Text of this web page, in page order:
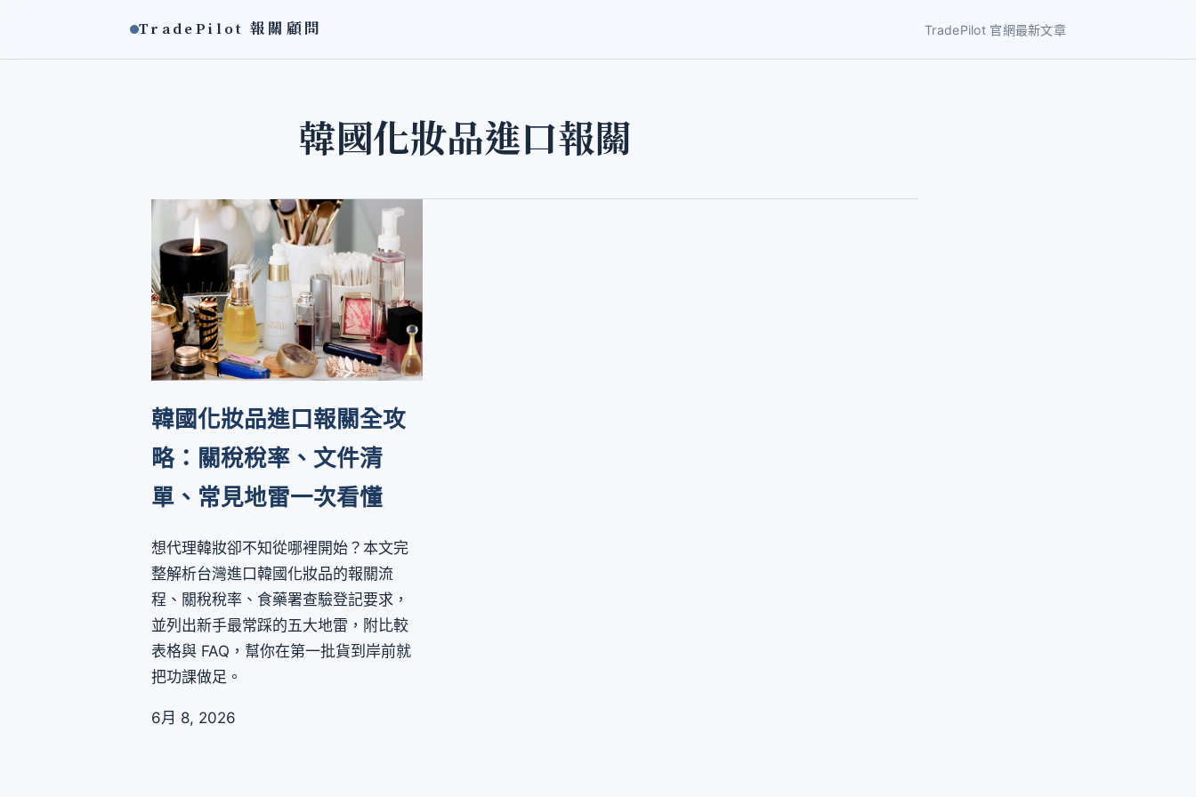
TradePilot 報關顧問 TradePilot 官網最新文章
韓國化妝品進口報關
韓國化妝品進口報關全攻
略：關稅稅率、文件清
單、常見地雷一次看懂
想代理韓妝卻不知從哪裡開始？本文完
整解析台灣進口韓國化妝品的報關流
程、關稅稅率、食藥署查驗登記要求，
並列出新手最常踩的五大地雷，附比較
表格與 FAQ，幫你在第一批貨到岸前就
把功課做足。
6月 8, 2026